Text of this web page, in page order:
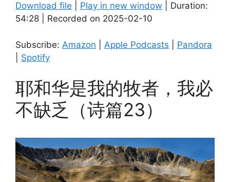
Amazon Apple Podcasts
RSS FEED
SHARE
LINK
EMBED
Download file Play in new window
Duration:
54:28
Recorded on 2025-02-10
Subscribe: Amazon Apple Podcasts
Pandora
Spotify
耶和华是我的牧者，我必
不缺乏（诗篇23）